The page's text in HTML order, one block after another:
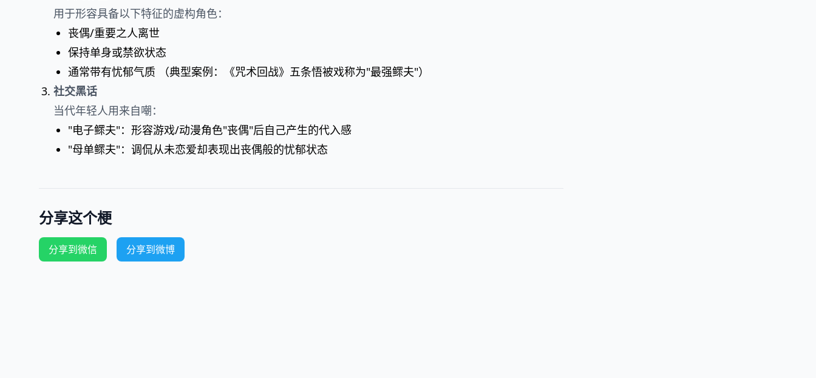
用于形容具备以下特征的虚构角色：
丧偶/重要之人离世
保持单身或禁欲状态
通常带有忧郁气质 （典型案例：《咒术回战》五条悟被戏称为"最强鳏夫"）
社交黑话
当代年轻人用来自嘲：
"电子鳏夫"：形容游戏/动漫角色"丧偶"后自己产生的代入感
"母单鳏夫"：调侃从未恋爱却表现出丧偶般的忧郁状态
分享这个梗
分享到微信 分享到微博